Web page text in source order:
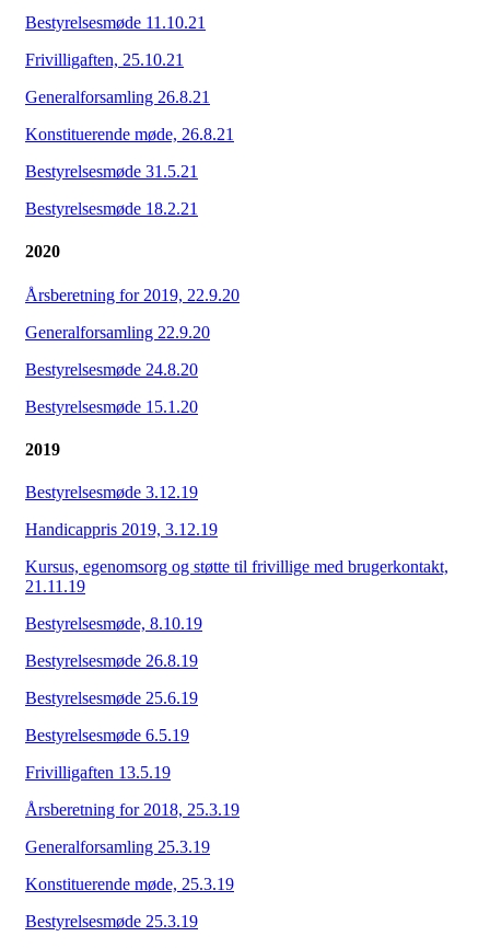
Bestyrelsesmøde 11.10.21
Frivilligaften, 25.10.21
Generalforsamling 26.8.21
Konstituerende møde, 26.8.21
Bestyrelsesmøde 31.5.21
Bestyrelsesmøde 18.2.21
2020
Årsberetning for 2019, 22.9.20
Generalforsamling 22.9.20
Bestyrelsesmøde 24.8.20
Bestyrelsesmøde 15.1.20
2019
Bestyrelsesmøde 3.12.19
Handicappris 2019, 3.12.19
Kursus, egenomsorg og støtte til frivillige med brugerkontakt,
21.11.19
Bestyrelsesmøde, 8.10.19
Bestyrelsesmøde 26.8.19
Bestyrelsesmøde 25.6.19
Bestyrelsesmøde 6.5.19
Frivilligaften 13.5.19
Årsberetning for 2018, 25.3.19
Generalforsamling 25.3.19
Konstituerende møde, 25.3.19
Bestyrelsesmøde 25.3.19